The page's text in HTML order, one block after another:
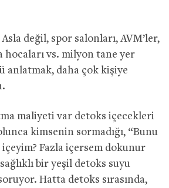
değil, spor salonları, AVM’ler,
hocaları vs. milyon tane yer
anlatmak, daha çok kişiye
maliyeti var detoks içecekleri
kimsenin sormadığı, “Bunu
Fazla içersem dokunur
bir yeşil detoks suyu
Hatta detoks sırasında,